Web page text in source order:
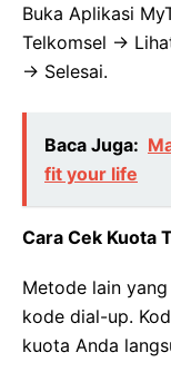
Buka Aplikasi
Telkomsel ->
-> Selesai.
Baca Juga:
fit your life
Cara Cek Kuota
Metode lain
kode dial-up.
kuota Anda